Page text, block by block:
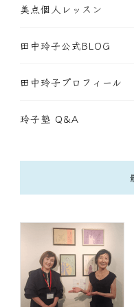
美点個人レッスン
田中玲子公式BLOG
田中玲子プロフィール
玲子塾 Q&A